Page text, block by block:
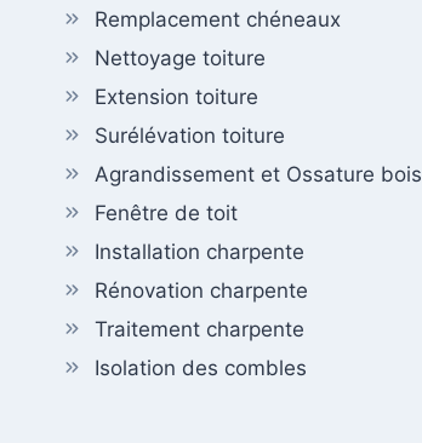
Remplacement chéneaux
Nettoyage toiture
Extension toiture
Surélévation toiture
Agrandissement et Ossature bois
Fenêtre de toit
Installation charpente
Rénovation charpente
Traitement charpente
Isolation des combles